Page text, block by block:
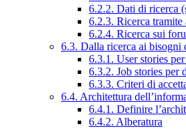
6.2.2. Dati di ricerca
6.2.3. Ricerca tramite
6.2.4. Ricerca sui
6.3. Dalla ricerca ai bisogni
6.3.1. User stories
6.3.2. Job stories per
6.3.3. Criteri di
6.4. Architettura
6.4.1. Definire
6.4.2. Alberatura